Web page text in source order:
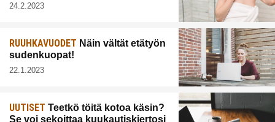
24.2.2023
RUUHKAVUODET Näin vältät etätyön
sudenkuopat!
22.1.2023
UUTISET Teetkö töitä kotoa käsin?
Se voi sekoittaa kuukautiskiertosi